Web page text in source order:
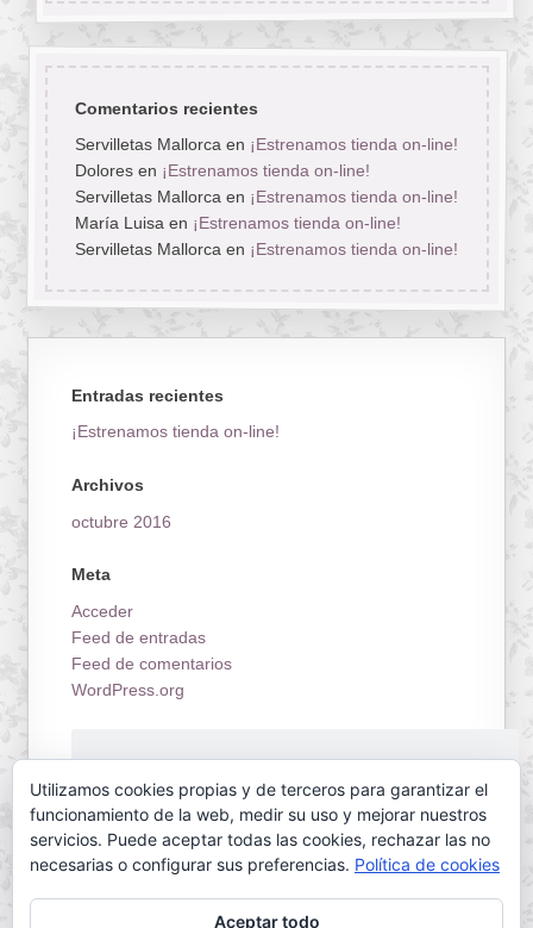
Comentarios recientes
Servilletas Mallorcaen ¡Estrenamos tienda on-line!
Doloresen ¡Estrenamos tienda on-line!
Servilletas Mallorcaen ¡Estrenamos tienda on-line!
María Luisaen ¡Estrenamos tienda on-line!
Servilletas Mallorcaen ¡Estrenamos tienda on-line!
Entradas recientes
¡Estrenamos tienda on-line!
Archivos
octubre 2016
Meta
Acceder
Feed de entradas
Feed de comentarios
WordPress.org
Utilizamos cookies propias y de terceros para garantizar el
funcionamiento de la web, medir su uso y mejorar nuestros
servicios. Puede aceptar todas las cookies, rechazar las no
necesarias o configurar sus preferencias. Política de cookies
Aceptar todo